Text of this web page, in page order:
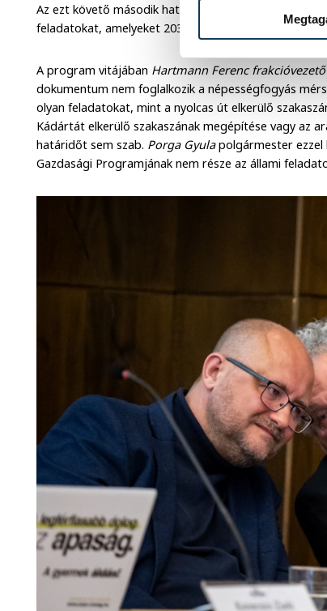
Az ezt követő második hatvan oldal a fontosabb, ez
feladatokat, amelyeket 2030-ig kellene elvégezni.
A program vitájában Hartmann Ferenc
dokumentum nem foglalkozik a népességfogyás
olyan feladatokat, mint a nyolcas út elkerülő
Kádártát elkerülő szakaszának megépítése vagy az
határidőt sem szab. Porga Gyulapolgármester ezzel
Gazdasági Programjának nem része az állami